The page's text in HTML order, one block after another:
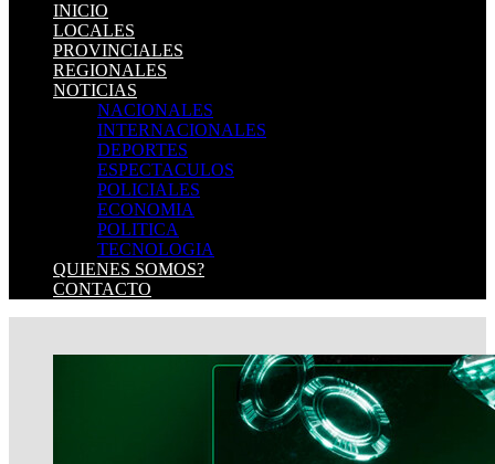
INICIO
LOCALES
PROVINCIALES
REGIONALES
NOTICIAS
NACIONALES
INTERNACIONALES
DEPORTES
ESPECTACULOS
POLICIALES
ECONOMIA
POLITICA
TECNOLOGIA
QUIENES SOMOS?
CONTACTO